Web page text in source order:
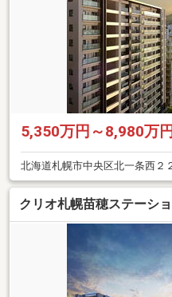
5,350万円～8,980万円
北海道札幌市中央区北一条西２
クリオ札幌苗穂ステーシ